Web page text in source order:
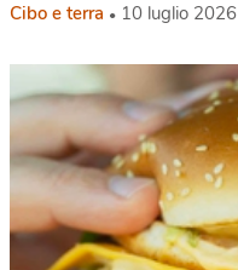
Cibo e terra 10 luglio 2026